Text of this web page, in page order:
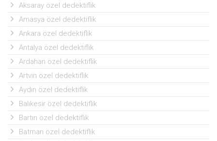
Aksaray özel dedektiflik
Amasya özel dedektiflik
Ankara özel dedektiflik
Antalya özel dedektiflik
Ardahan özel dedektiflik
Artvin özel dedektiflik
Aydın özel dedektiflik
Balıkesir özel dedektiflik
Bartın özel dedektiflik
Batman özel dedektiflik